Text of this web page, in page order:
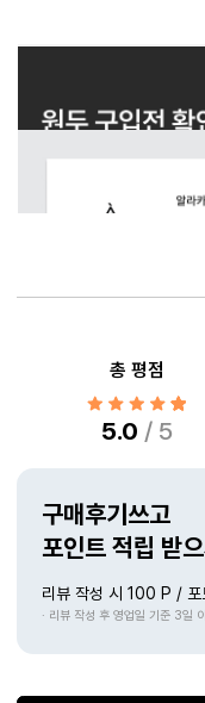
상품리뷰총 평점
5.0 / 5
구매후기쓰고
포인트 적립 받
리뷰 작성 시 100 P /
· 리뷰 작성 후 영업일 기준 3일